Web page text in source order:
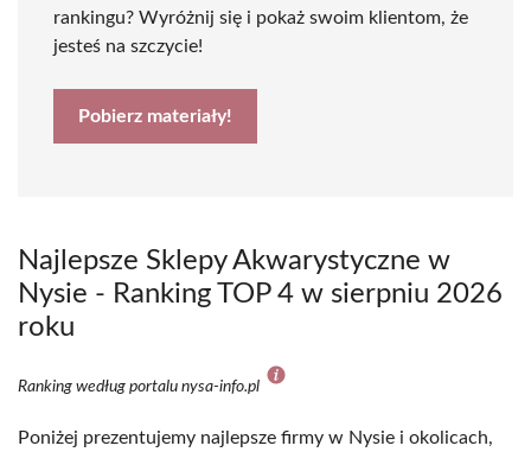
rankingu? Wyróżnij się i pokaż swoim klientom, że
jesteś na szczycie!
Pobierz materiały!
Najlepsze Sklepy Akwarystyczne w
Nysie - Ranking TOP 4 w sierpniu 2026
roku
Ranking według portalu nysa-info.pl
Poniżej prezentujemy najlepsze firmy w Nysie i okolicach,